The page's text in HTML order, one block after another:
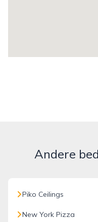
Andere
Piko Ceilings
New York Pizza